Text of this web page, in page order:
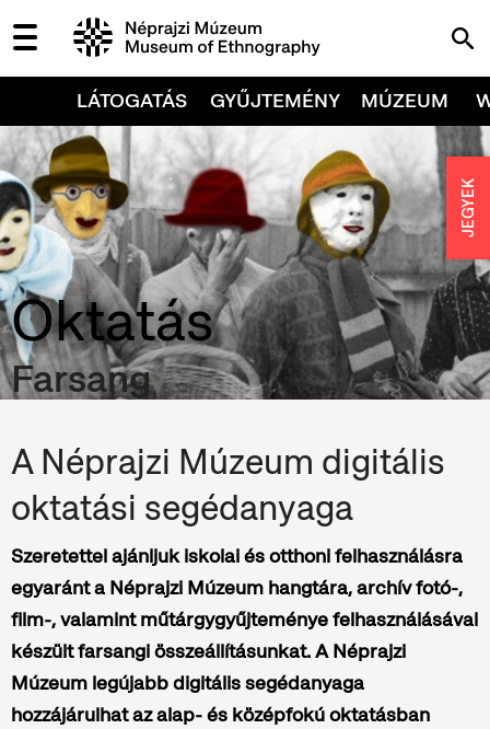
LÁTOGATÁS GYŰJTEMÉNY MÚZEUM
Oktatás
Farsang
A Néprajzi Múzeum digitális
oktatási segédanyaga
Szeretettel ajánljuk iskolai és otthoni felhasználásra
egyaránt a Néprajzi Múzeum hangtára, archív fotó-,
film-, valamint műtárgygyűjteménye felhasználásával
készült farsangi összeállításunkat. A Néprajzi
Múzeum legújabb digitális segédanyaga
hozzájárulhat az alap- és középfokú oktatásban
JEGYEK